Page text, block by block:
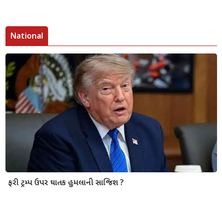
National
ફરી ટ્રમ્પ ઉપર ઘાતક હુમલાની સાજિશ ?